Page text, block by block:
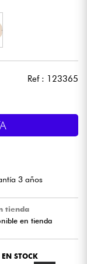
Ref : 123365
3 años
tienda
en tienda
STOCK